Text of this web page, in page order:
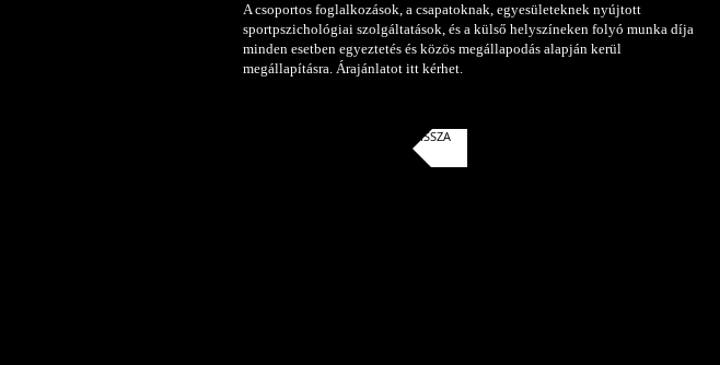
A csoportos foglalkozások, a csapatoknak, egyesületeknek nyújtott
sportpszichológiai szolgáltatások, és a külső helyszíneken folyó munka díja
minden esetben egyeztetés és közös megállapodás alapján kerül
megállapításra. Árajánlatot itt kérhet.
VISSZA